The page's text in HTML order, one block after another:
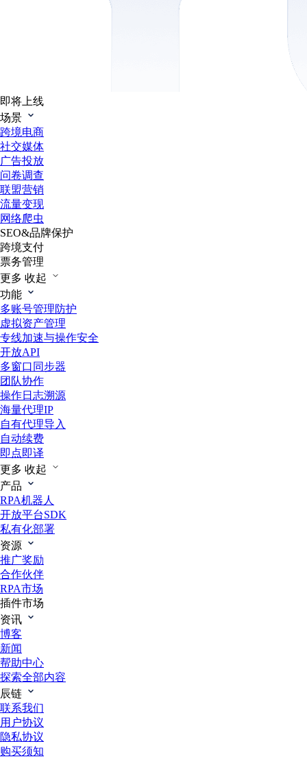
即将上线
场景
跨境电商
社交媒体
广告投放
问卷调查
联盟营销
流量变现
网络爬虫
SEO&品牌保护
跨境支付
票务管理
更多 收起
功能
多账号管理防护
虚拟资产管理
专线加速与操作安全
开放API
多窗口同步器
团队协作
操作日志溯源
海量代理IP
自有代理导入
自动续费
即点即译
更多 收起
产品
RPA机器人
开放平台SDK
私有化部署
资源
推广奖励
合作伙伴
RPA市场
插件市场
资讯
博客
新闻
帮助中心
探索全部内容
辰链
联系我们
用户协议
隐私协议
购买须知